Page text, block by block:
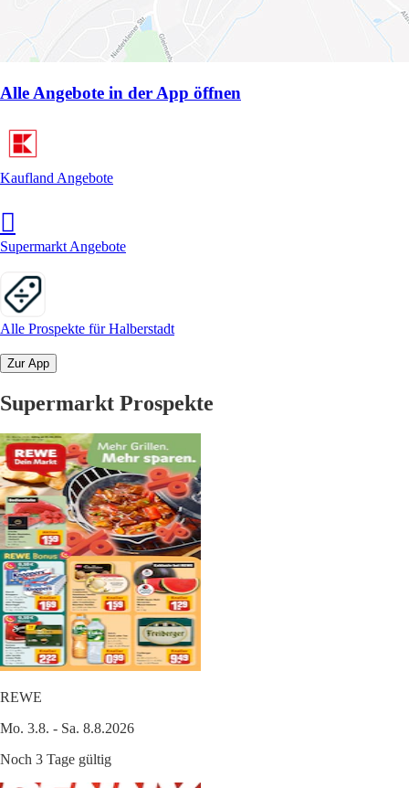
Alle Angebote in der App öffnen
Kaufland Angebote
Supermarkt Angebote
Alle Prospekte für Halberstadt
Zur App
Supermarkt Prospekte
REWE
Mo. 3.8. - Sa. 8.8.2026
Noch 3 Tage gültig